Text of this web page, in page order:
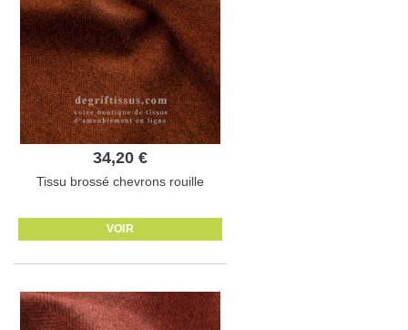
34,20 €
Tissu brossé chevrons rouille
VOIR